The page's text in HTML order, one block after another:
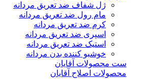
ژل شفاف ضد تعریق مردانه
مام رول ضد تعریق مردانه
کرم ضد تعریق مردانه
اسپری ضد تعریق مردانه
استیک ضد تعریق مردانه
خوشبو کننده بدن مردانه
ست محصولات آقایان
محصولات اصلاح آقایان